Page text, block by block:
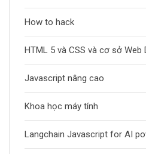
How to hack
HTML 5 và CSS và cơ sở Web
Javascript nâng cao
Khoa học máy tính
Langchain Javascript for AI